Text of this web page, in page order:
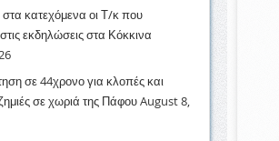
κατεχόμενα οι Τ/κ που
εκδηλώσεις στα Κόκκινα
σε 44χρονο για κλοπές και
σε χωριά της ΠάφουAugust 8,